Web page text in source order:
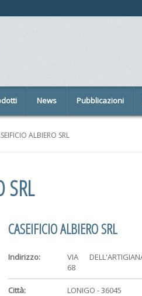
News Pubblicazioni
ALBIERO SRL
SRL
CASEIFICIO ALBIERO SRL
Indirizzo:
VIA
68
Città: LONIGO - 36045